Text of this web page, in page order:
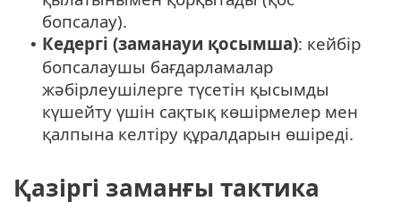
бопсалау).
• Кедергі (заманауи қосымша): кейбір
бопсалаушы бағдарламалар
жәбірлеушілерге түсетін қысымды
күшейту үшін сақтық көшірмелер мен
қалпына келтіру құралдарын өшіреді.
Қазіргі заманғы тактика